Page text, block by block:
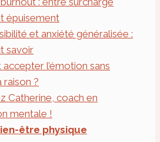
épuisement
et anxiété généralisée :
savoir
l’émotion sans
raison ?
Catherine, coach en
mentale !
être physique